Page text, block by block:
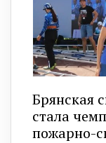
Брянская
стала
пожарно-